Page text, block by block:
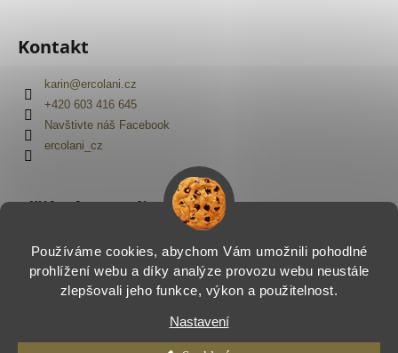
Používáme cookies, abychom Vám umožnili pohodlné
prohlížení webu a díky analýze provozu webu neustále
zlepšovali jeho funkce, výkon a použitelnost.
Nastavení
Kontakt
karin@ercolani.cz
+420 603 416 645
Navštivte náš Facebook
ercolani_cz
Přijímáme online platby
Vytvořil Shoptet